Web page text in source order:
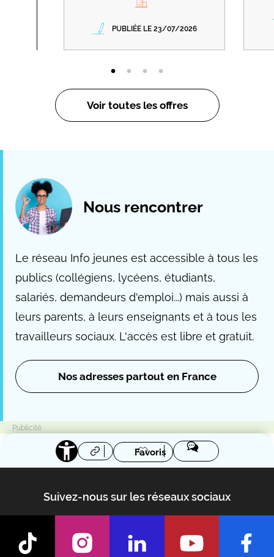
PUBLIÉE LE 23/07/2026
Voir toutes les offres
Nous rencontrer
Le réseau Info jeunes est accessible à tous les
publics (collégiens, lycéens, étudiants,
salariés, demandeurs d'emploi...) mais aussi à
leurs parents, à leurs enseignants et à tous les
travailleurs sociaux. L'accès est libre et gratuit.
Nos adresses partout en France
Favoris
Suivez-nous sur les réseaux sociaux